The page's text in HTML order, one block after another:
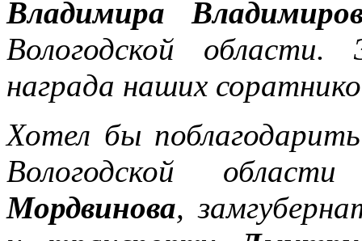
Владимира
Вологодской
награда наших
Хотел бы
Вологодской
Мордвинова,